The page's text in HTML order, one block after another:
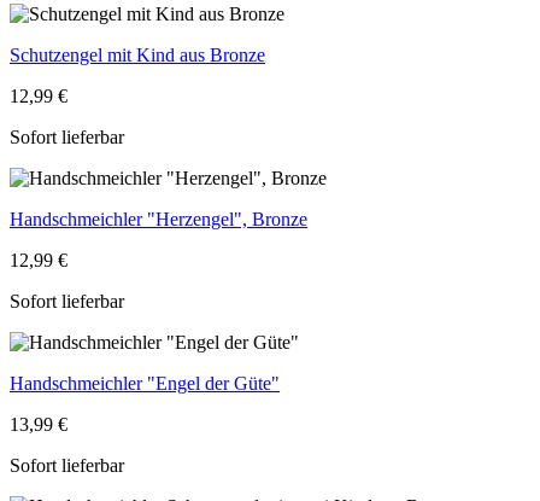
Schutzengel mit Kind aus Bronze
12,99 €
Sofort lieferbar
Handschmeichler "Herzengel", Bronze
12,99 €
Sofort lieferbar
Handschmeichler "Engel der Güte"
13,99 €
Sofort lieferbar